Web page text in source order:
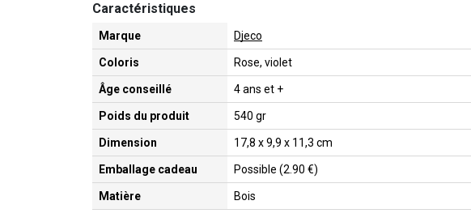
Caractéristiques
Marque Djeco
Coloris Rose, violet
Âge conseillé 4 ans et +
Poids du produit 540 gr
Dimension 17,8 x 9,9 x 11,3 cm
Emballage cadeau Possible (2.90 €)
Matière Bois